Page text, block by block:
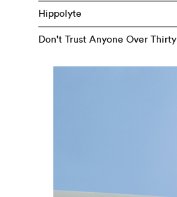
Hippolyte
Don't Trust Anyone Over Thirty